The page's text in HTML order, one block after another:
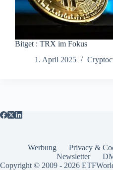
Bitget : TRX im Fokus
1. April 2025
Werbung Privacy &
Newsletter
Copyright © 2009 - 2026